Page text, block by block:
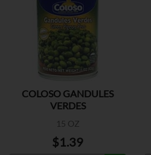
COLOSO GANDULES
VERDES
15 OZ
$1.39